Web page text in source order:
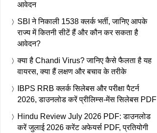
आवेदन
SBI ने निकाली 1538 क्लर्क भर्ती, जानिए आपके
राज्य में कितनी सीटें हैं और कौन कर सकता है
आवेदन?
क्या है Chandi Virus? जानिए कैसे फैलता है यह
वायरस, क्या हैं लक्षण और बचाव के तरीके
IBPS RRB क्लर्क सिलेबस और परीक्षा पैटर्न
2026, डाउनलोड करें प्रीलिम्स-मेंस सिलेबस PDF
Hindu Review July 2026 PDF: डाउनलोड
करें जुलाई 2026 करेंट अफेयर्स PDF, प्रतियोगी